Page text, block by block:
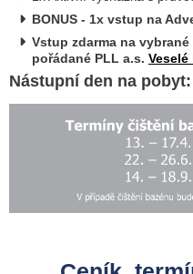
BONUS - 1x vstup na
Vstup zdarma na
pořádané PLL a.s. Veselé
Nástupní den na pobyt: